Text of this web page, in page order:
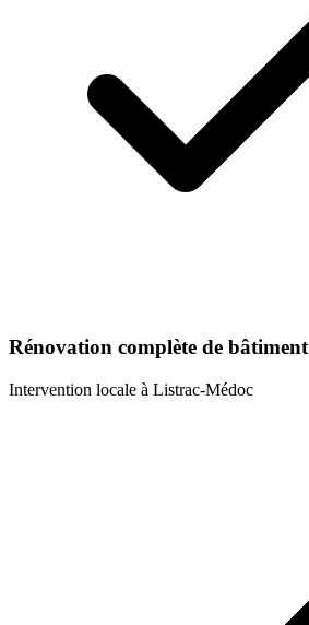
Rénovation complète de bâtiment
Intervention locale à Listrac-Médoc